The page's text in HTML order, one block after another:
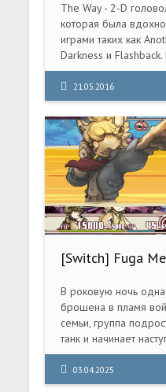
The Way - 2-D
которая была
играми таких как
Darkness и
команды
потерял свою
принять этот факт.
вечном
его последних
вернуться туда в
21.05.2016
[Switch] Fuga
3 [NSZ][RUS/
В роковую ночь
брошена в пламя
семьи, группа
танк и начинает
должны бороться во
03.04.2025